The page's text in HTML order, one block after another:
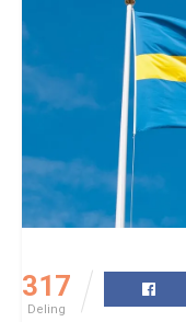
317
Deling